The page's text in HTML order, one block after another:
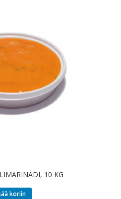
10 KG
koriin